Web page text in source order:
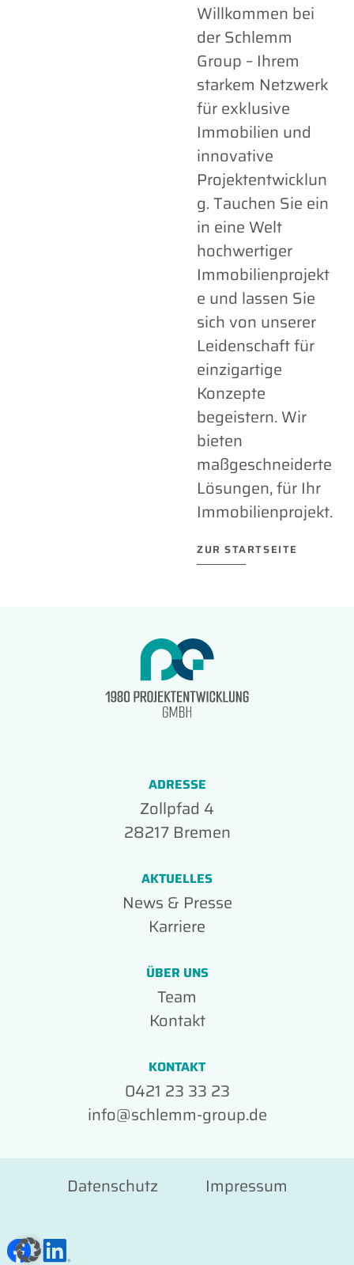
Willkommen bei
der Schlemm
Group – Ihrem
starkem Netzwerk
für exklusive
Immobilien und
innovative
Projektentwicklun
g. Tauchen Sie ein
in eine Welt
hochwertiger
Immobilienprojekt
e und lassen Sie
sich von unserer
Leidenschaft für
einzigartige
Konzepte
begeistern. Wir
bieten
maßgeschneiderte
Lösungen, für Ihr
Immobilienprojekt.
ZUR STARTSEITE
ADRESSE
Zollpfad 4
28217 Bremen
AKTUELLES
News & Presse
Karriere
ÜBER UNS
Team
Kontakt
KONTAKT
0421 23 33 23
info@schlemm-group.de
Datenschutz Impressum